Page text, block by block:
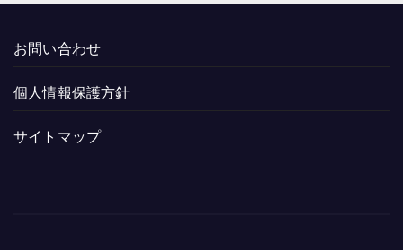
お問い合わせ
個人情報保護方針
サイトマップ